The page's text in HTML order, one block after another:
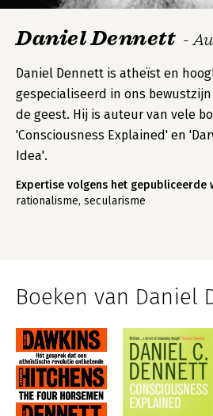
Daniel Dennett -
Daniel Dennett is atheïst en
gespecialiseerd in ons
de geest. Hij is auteur van vele
'Consciousness Explained' en
Idea'.
Expertise volgens het gepubliceerde
rationalisme, secularisme
Boeken van Daniel